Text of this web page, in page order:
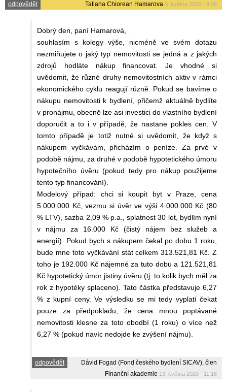
odpovědět Tatiana Chiorean Hamarova 9. května 2020 - 8:46
Dobrý den, paní Hamarová,
souhlasím s kolegy výše, nicméně ve svém dotazu
nezmiňujete o jaký typ nemovitosti se jedná a z jakých
zdrojů hodláte nákup financovat. Je vhodné si
uvědomit, že různé druhy nemovitostních aktiv v rámci
ekonomického cyklu reagují různě. Pokud se bavíme o
nákupu nemovitosti k bydlení, přičemž aktuálně bydlíte
v pronájmu, obecně lze asi investici do vlastního bydlení
doporučit a to i v případě, že nastane pokles cen. V
tomto případě je totiž nutné si uvědomit, že když s
nákupem vyčkávám, přicházím o peníze. Za prvé v
podobě nájmu, za druhé v podobě hypotetického úmoru
hypotečního úvěru (pokud tedy pro nákup použijeme
tento typ financování).
Modelový případ: chci si koupit byt v Praze, cena
5.000.000 Kč, vezmu si úvěr ve výši 4.000.000 Kč (80
% LTV), sazba 2,09 % p.a., splatnost 30 let, bydlím nyní
v nájmu za 16.000 Kč (čistý nájem bez služeb a
energií). Pokud bych s nákupem čekal po dobu 1 roku,
bude mne toto vyčkávání stát celkem 313.521,81 Kč. Z
toho je 192.000 Kč nájemné za tuto dobu a 121.521,81
Kč hypotetický úmor jistiny úvěru (tj. to kolik bych měl za
rok z hypotéky splaceno). Tato částka představuje 6,27
% z kupní ceny. Ve výsledku se mi tedy vyplatí čekat
pouze za předpokladu, že cena mnou poptávané
nemovitosti klesne za toto obodbí (1 roku) o více než
6,27 % (pokud navíc nedojde ke zvýšení nájmu).
odpovědět
Dávid Fogad (Fond českého bydlení SICAV), člen
Finanční akademie 13. května 2020 - 11:16